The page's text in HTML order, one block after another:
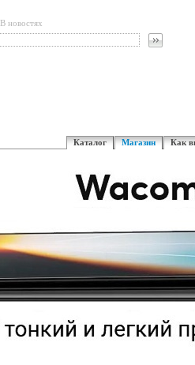
В новостях
Каталог Магазин Как